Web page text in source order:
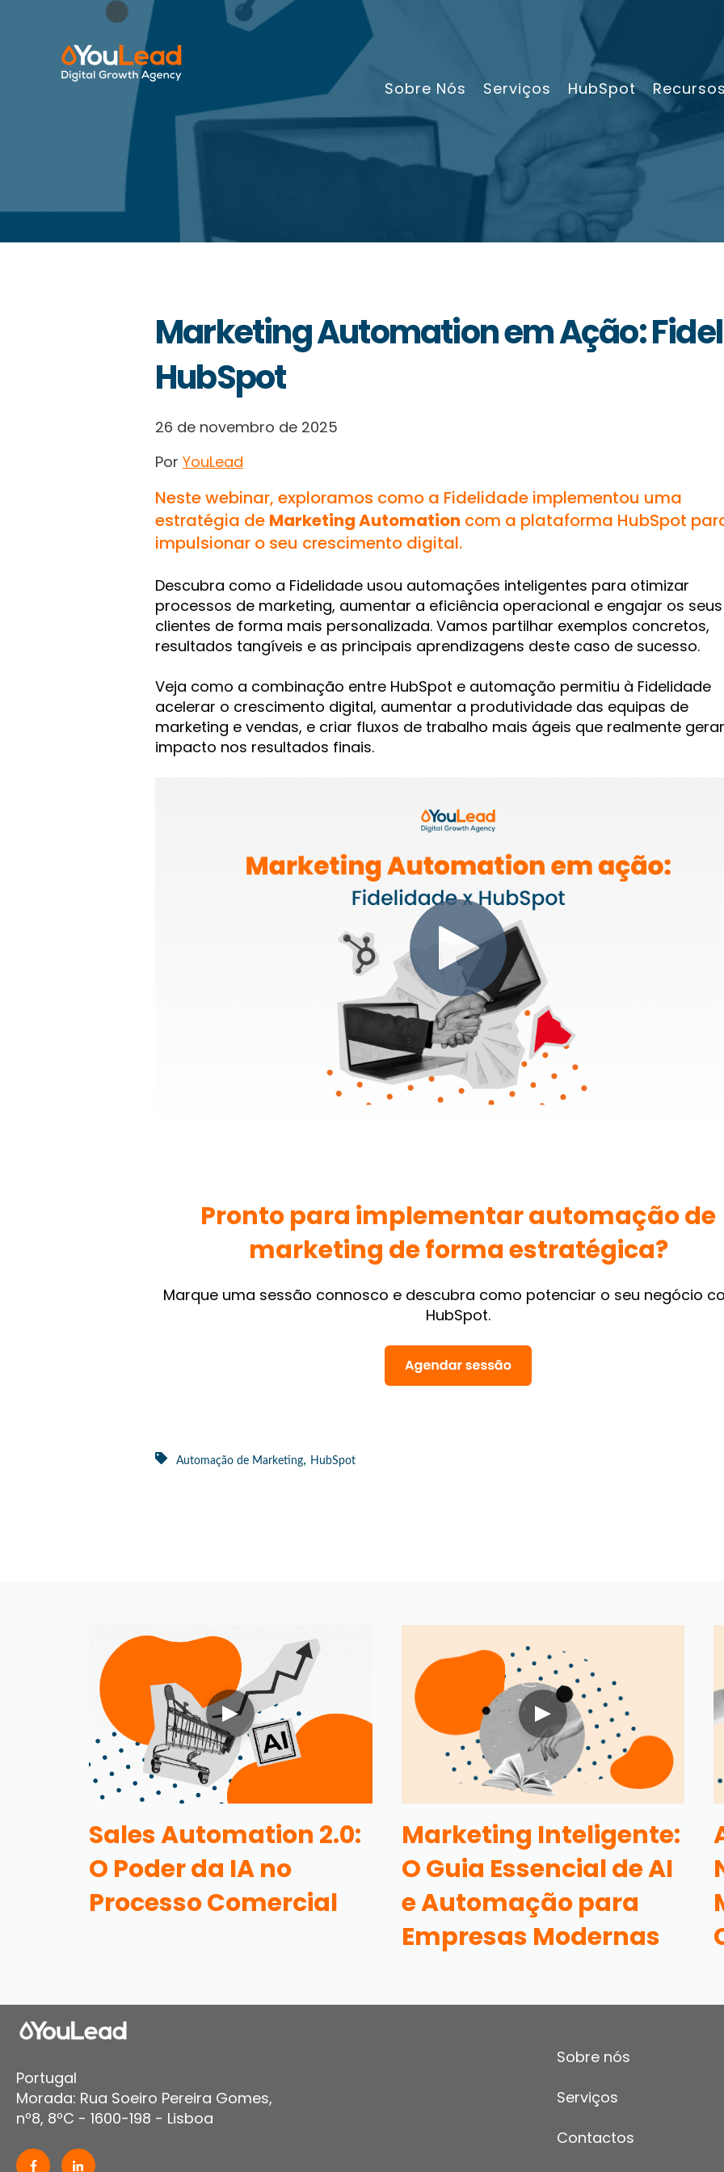
Sobre Nós Serviços HubSpot
Marketing Automation em Ação:
HubSpot
26 de novembro de 2025
Por YouLead
Neste webinar, exploramos como a Fidelidade implementou uma
estratégia de Marketing Automation com a plataforma HubSpot
impulsionar o seu crescimento digital.
Descubra como a Fidelidade usou automações inteligentes para otimizar
processos de marketing, aumentar a eficiência operacional e engajar os seus
clientes de forma mais personalizada. Vamos partilhar exemplos concretos,
resultados tangíveis e as principais aprendizagens deste caso de sucesso.
Veja como a combinação entre HubSpot e automação permitiu à Fidelidade
acelerar o crescimento digital, aumentar a produtividade das equipas de
marketing e vendas, e criar fluxos de trabalho mais ágeis que realmente
impacto nos resultados finais.
Pronto para implementar automação de
marketing de forma estratégica?
Marque uma sessão connosco e descubra como potenciar o seu negócio
HubSpot.
Automação de Marketing, HubSpot
Sales Automation 2.0:
O Poder da IA no
Processo Comercial
Marketing Inteligente:
O Guia Essencial de AI
e Automação para
Empresas Modernas
Portugal
Morada: Rua Soeiro Pereira Gomes,
nº8, 8ºC - 1600-198 - Lisboa
Sobre nós
Serviços
Contactos